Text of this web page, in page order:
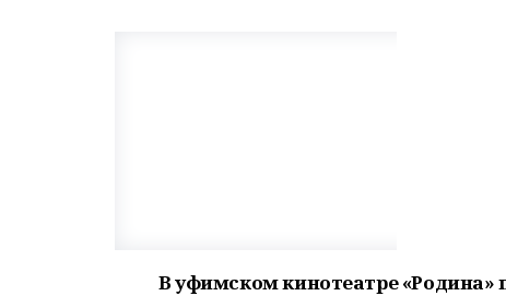
В уфимском кинотеатре «Родина»